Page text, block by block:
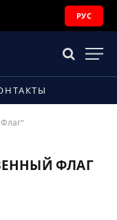
РУС
ФЛАГ